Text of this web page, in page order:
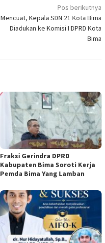
Pos berikutnya
Mencuat, Kepala SDN 21 Kota Bima
Diadukan ke Komisi I DPRD Kota
Bima
Fraksi Gerindra DPRD
Kabupaten Bima Soroti Kerja
Pemda Bima Yang Lamban